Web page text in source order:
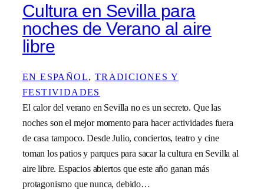
Cultura en Sevilla para
noches de Verano al aire
libre
EN ESPAÑOL, TRADICIONES Y
FESTIVIDADES
El calor del verano en Sevilla no es un secreto. Que las
noches son el mejor momento para hacer actividades fuera
de casa tampoco. Desde Julio, conciertos, teatro y cine
toman los patios y parques para sacar la cultura en Sevilla al
aire libre. Espacios abiertos que este año ganan más
protagonismo que nunca, debido…